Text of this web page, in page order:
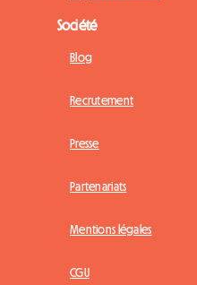
Société
Blog
Recrutement
Presse
Partenariats
Mentions légales
CGU